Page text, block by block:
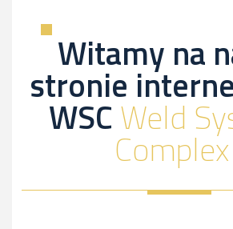
Witamy na
stronie
WSCWeld
Complex